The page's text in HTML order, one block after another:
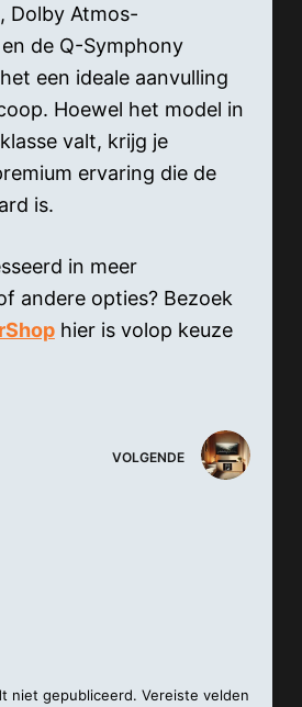
Dolby Atmos-
de Q-Symphony
een ideale aanvulling
Hoewel het model in
valt, krijg je
ervaring die de
is.
in meer
andere opties? Bezoek
hier is volop keuze
VOLGENDE
niet gepubliceerd. Vereiste velden